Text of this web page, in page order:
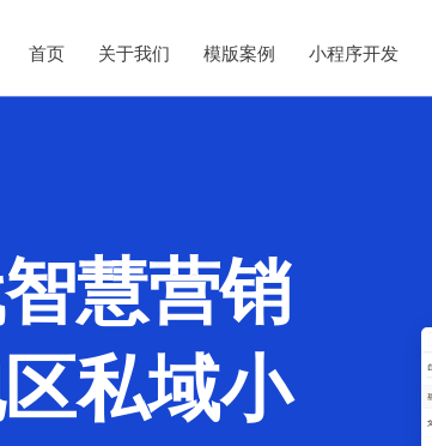
首页 关于我们 模版案例 小程序开发
慧营销
私域小